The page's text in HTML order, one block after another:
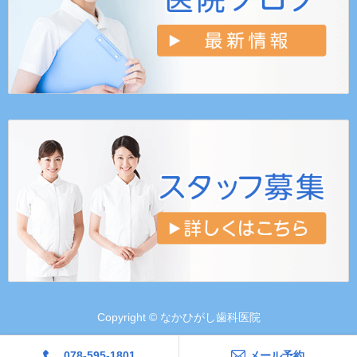
Copyright © なかひがし歯科医院